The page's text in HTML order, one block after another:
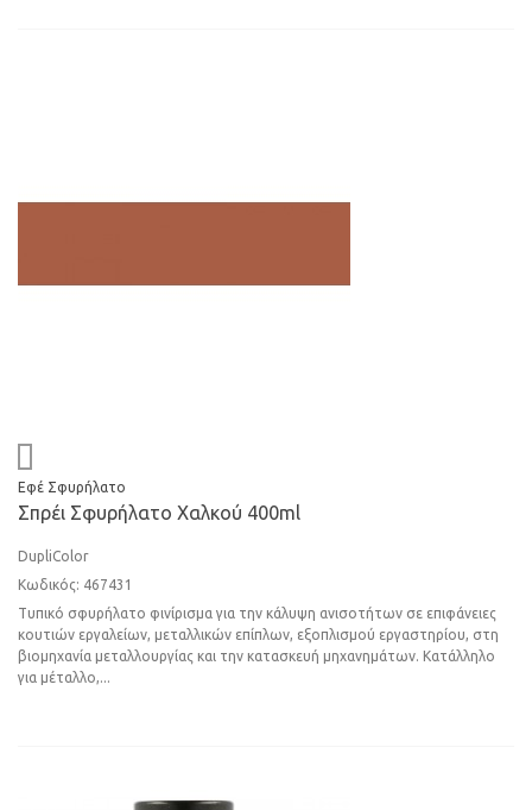
Εφέ Σφυρήλατο
Σπρέι Σφυρήλατο Χαλκού 400ml
DupliColor
Κωδικός: 467431
Τυπικό σφυρήλατο φινίρισμα για την κάλυψη ανισοτήτων σε επιφάνειες
κουτιών εργαλείων, μεταλλικών επίπλων, εξοπλισμού εργαστηρίου, στη
βιομηχανία μεταλλουργίας και την κατασκευή μηχανημάτων. Κατάλληλο
για μέταλλο,...